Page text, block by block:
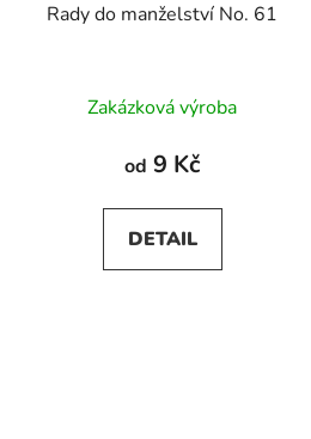
Rady do manželství No. 61
Zakázková výroba
od 9 Kč
DETAIL